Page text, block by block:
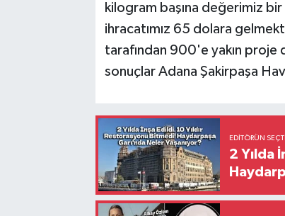
kilogram başına değerimiz
ihracatımız 65 dolara
tarafından 900'e yakın
sonuçlar Adana Şakirpaşa
EDITÖRÜN
2 Yılda